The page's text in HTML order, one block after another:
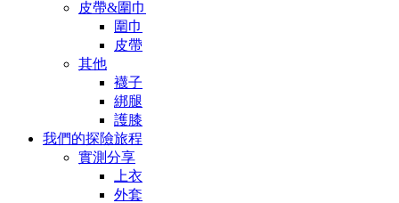
皮帶&圍巾
圍巾
皮帶
其他
襪子
綁腿
護膝
我們的探險旅程
實測分享
上衣
外套